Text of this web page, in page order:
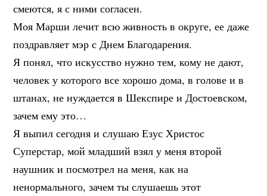
смеются, я с ними согласен.
Моя Марши лечит всю живность в округе, ее даже
поздравляет мэр с Днем Благодарения.
Я понял, что искусство нужно тем, кому не дают,
человек у которого все хорошо дома, в голове и в
штанах, не нуждается в Шекспире и Достоевском,
зачем ему это…
Я выпил сегодня и слушаю Езус Христос
Суперстар, мой младший взял у меня второй
наушник и посмотрел на меня, как на
ненормального, зачем ты слушаешь этот